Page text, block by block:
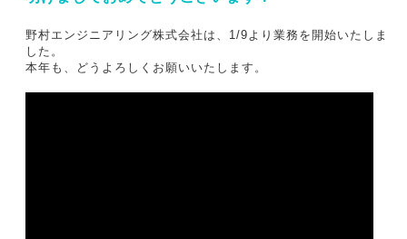
野村エンジニアリング株式会社は、1/9より業務を開始いたしま
した。
本年も、どうよろしくお願いいたします。